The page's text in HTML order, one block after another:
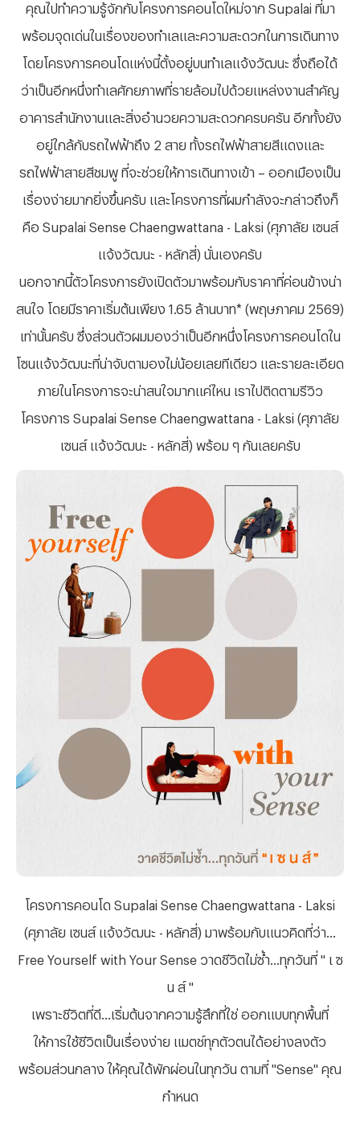
คุณไปทำความรู้จักกับโครงการคอนโดใหม่จาก Supalai ที่มา
พร้อมจุดเด่นในเรื่องของทำเลและความสะดวกในการเดินทาง
โดยโครงการคอนโดแห่งนี้ตั้งอยู่บนทำเลแจ้งวัฒนะ ซึ่งถือได้
ว่าเป็นอีกหนึ่งทำเลศักยภาพที่รายล้อมไปด้วยแหล่งงานสำคัญ
อาคารสำนักงานและสิ่งอำนวยความสะดวกครบครัน อีกทั้งยัง
อยู่ใกล้กับรถไฟฟ้าถึง 2 สาย ทั้งรถไฟฟ้าสายสีแดงและ
รถไฟฟ้าสายสีชมพู ที่จะช่วยให้การเดินทางเข้า – ออกเมืองเป็น
เรื่องง่ายมากยิ่งขึ้นครับ และโครงการที่ผมกำลังจะกล่าวถึงก็
คือ Supalai Sense Chaengwattana - Laksi (ศุภาลัย เซนส์
แจ้งวัฒนะ - หลักสี่) นั่นเองครับ
นอกจากนี้ตัวโครงการยังเปิดตัวมาพร้อมกับราคาที่ค่อนข้างน่า
สนใจ โดยมีราคาเริ่มต้นเพียง 1.65 ล้านบาท* (พฤษภาคม 2569)
เท่านั้นครับ ซึ่งส่วนตัวผมมองว่าเป็นอีกหนึ่งโครงการคอนโดใน
โซนแจ้งวัฒนะที่น่าจับตามองไม่น้อยเลยทีเดียว และรายละเอียด
ภายในโครงการจะน่าสนใจมากแค่ไหน เราไปติดตามรีวิว
โครงการ Supalai Sense Chaengwattana - Laksi (ศุภาลัย
เซนส์ แจ้งวัฒนะ - หลักสี่) พร้อม ๆ กันเลยครับ
โครงการคอนโด Supalai Sense Chaengwattana - Laksi
(ศุภาลัย เซนส์ แจ้งวัฒนะ - หลักสี่) มาพร้อมกับแนวคิดที่ว่า...
Free Yourself with Your Sense วาดชีวิตไม่ซ้ำ...ทุกวันที่ " เ ซ
น ส์ "
เพราะชีวิตที่ดี …เริ่มต้นจากความรู้สึกที่ใช่ ออกแบบทุกพื้นที่
ให้การใช้ชีวิตเป็นเรื่องง่าย แมตช์ทุกตัวตนได้อย่างลงตัว
พร้อมส่วนกลาง ให้คุณได้พักผ่อนในทุกวัน ตามที่ "Sense" คุณ
กำหนด